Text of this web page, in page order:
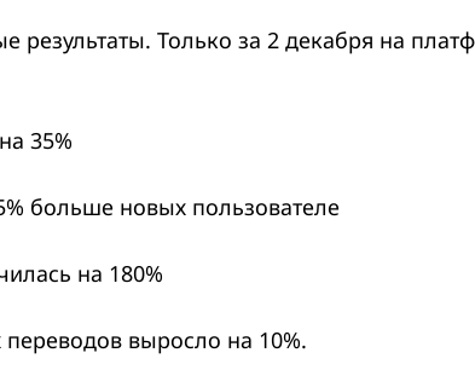
результаты. Только за 2 декабря на
35%
больше новых пользователе
на 180%
выросло на 10%.